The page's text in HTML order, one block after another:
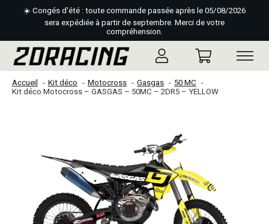
☀️ Congés d'été : toute commande passée après le 05/08/2026
sera expédiée à partir de septembre. Merci de votre
compréhension.
Accueil Kit déco Motocross Gasgas
50 MC
Kit déco Motocross – GASGAS – 50MC – 2DR5 – YELLOW